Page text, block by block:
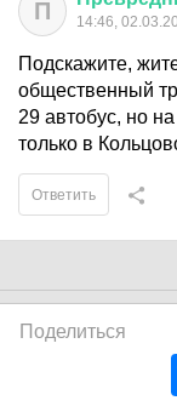
П 14:46,
Подскажите,
общественный
29 автобус, но
только в
Ответить
Поделиться